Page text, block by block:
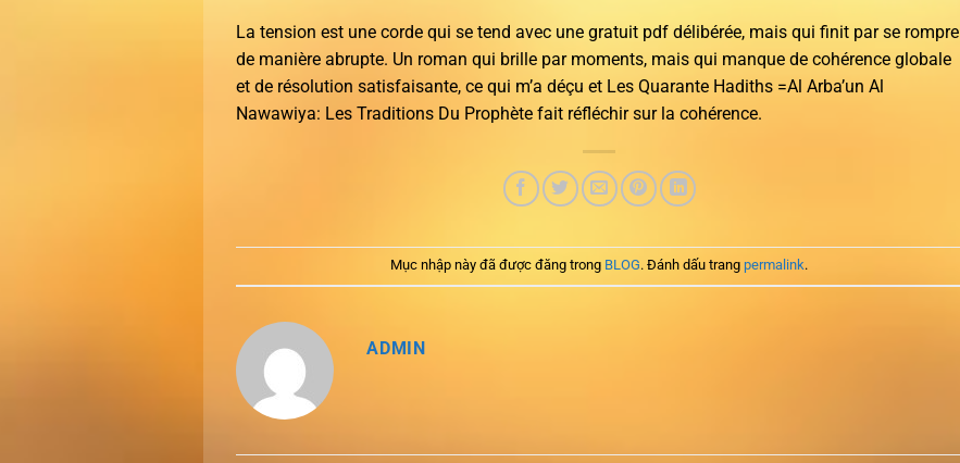
La tension est une corde qui se tend avec une gratuit pdf délibérée, mais qui finit par se rompre
de manière abrupte. Un roman qui brille par moments, mais qui manque de cohérence globale
et de résolution satisfaisante, ce qui m’a déçu et Les Quarante Hadiths =Al Arba’un Al
Nawawiya: Les Traditions Du Prophète fait réfléchir sur la cohérence.
Mục nhập này đã được đăng trong BLOG. Đánh dấu trang permalink.
ADMIN